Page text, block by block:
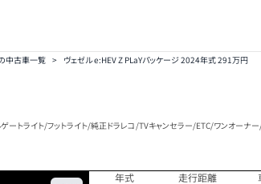
中古車一覧 > ヴェゼル e:HEV Z PLaYパッケージ 2024年式 291万円
ートライト/フットライト/純正ドラレコ/TVキャンセラー/ETC/ワンオーナ
年式 走行距離